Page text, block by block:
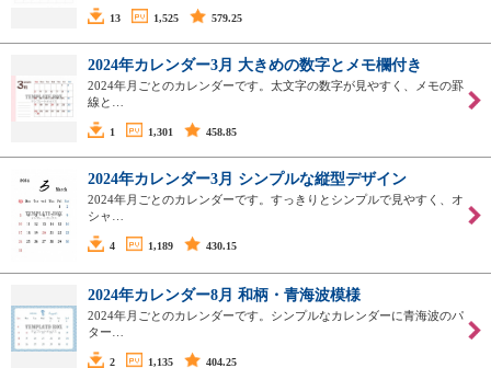
13 1,525 579.25
2024年カレンダー3月 大きめの数字とメモ欄付き
2024年月ごとのカレンダーです。太文字の数字が見やすく、メモの罫
線と…
1 1,301 458.85
2024年カレンダー3月 シンプルな縦型デザイン
2024年月ごとのカレンダーです。すっきりとシンプルで見やすく、オ
シャ…
4 1,189 430.15
2024年カレンダー8月 和柄・青海波模様
2024年月ごとのカレンダーです。シンプルなカレンダーに青海波のパ
ター…
2 1,135 404.25